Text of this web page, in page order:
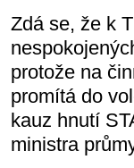
Zdá se, že k
protože na
promítá do
kauz hnutí
ministra